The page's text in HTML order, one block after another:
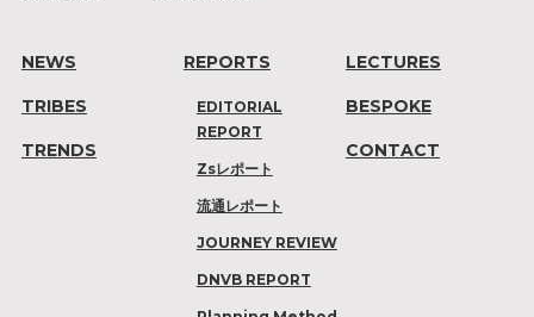
NEWS
TRIBES
TRENDS
REPORTS
EDITORIAL
REPORT
Zsレポート
流通レポート
JOURNEY REVIEW
DNVB REPORT
LECTURES
BESPOKE
CONTACT